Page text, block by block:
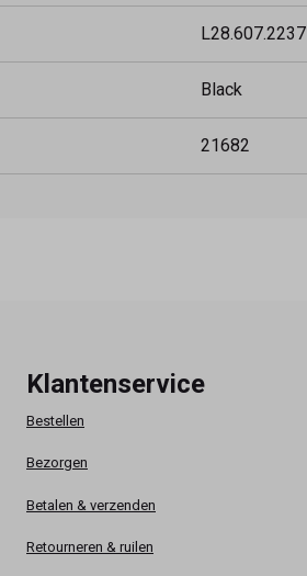
L28.607.2237
Black
21682
Klantenservice
Bestellen
Bezorgen
Betalen & verzenden
Retourneren & ruilen